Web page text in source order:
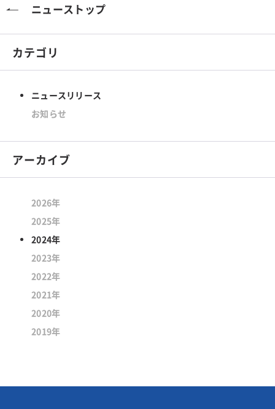
ニューストップ
カテゴリ
ニュースリリース
お知らせ
アーカイブ
2026年
2025年
2024年
2023年
2022年
2021年
2020年
2019年